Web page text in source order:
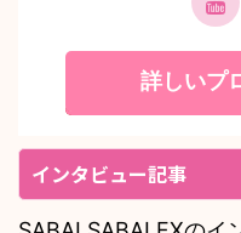
詳しいプ
インタビュー記事